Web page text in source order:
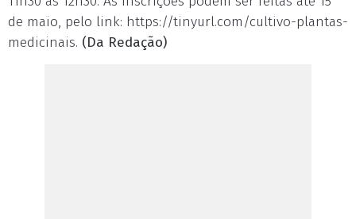
de maio, pelo link: https://tinyurl.com/cultivo-plantas-
medicinais. (Da Redação)